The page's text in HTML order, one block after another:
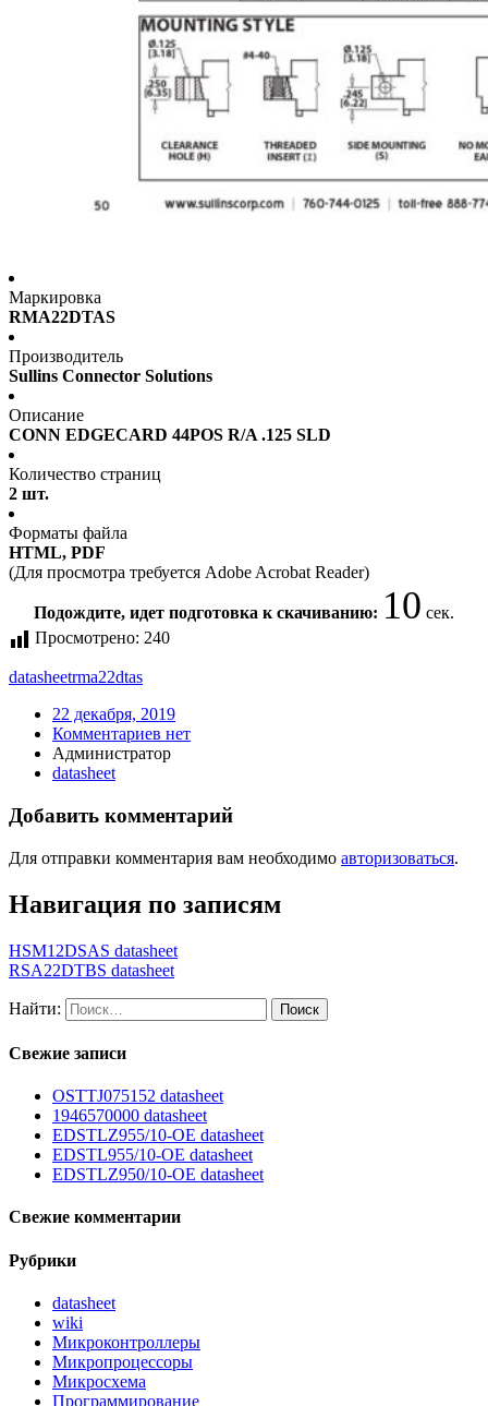
Маркировка
RMA22DTAS
Производитель
Sullins Connector Solutions
Описание
CONN EDGECARD 44POS R/A .125 SLD
Количество страниц
2 шт.
Форматы файла
HTML, PDF
(Для просмотра требуется Adobe Acrobat Reader)
Подождите, идет подготовка к скачиванию: 10 сек.
Просмотрено: 240
datasheetrma22dtas
22 декабря, 2019
Комментариев нет
Администратор
datasheet
Добавить комментарий
Для отправки комментария вам необходимо авторизоваться.
Навигация по записям
HSM12DSAS datasheet
RSA22DTBS datasheet
Найти:
Свежие записи
OSTTJ075152 datasheet
1946570000 datasheet
EDSTLZ955/10-OE datasheet
EDSTL955/10-OE datasheet
EDSTLZ950/10-OE datasheet
Свежие комментарии
Рубрики
datasheet
wiki
Микроконтроллеры
Микропроцессоры
Микросхема
Программирование